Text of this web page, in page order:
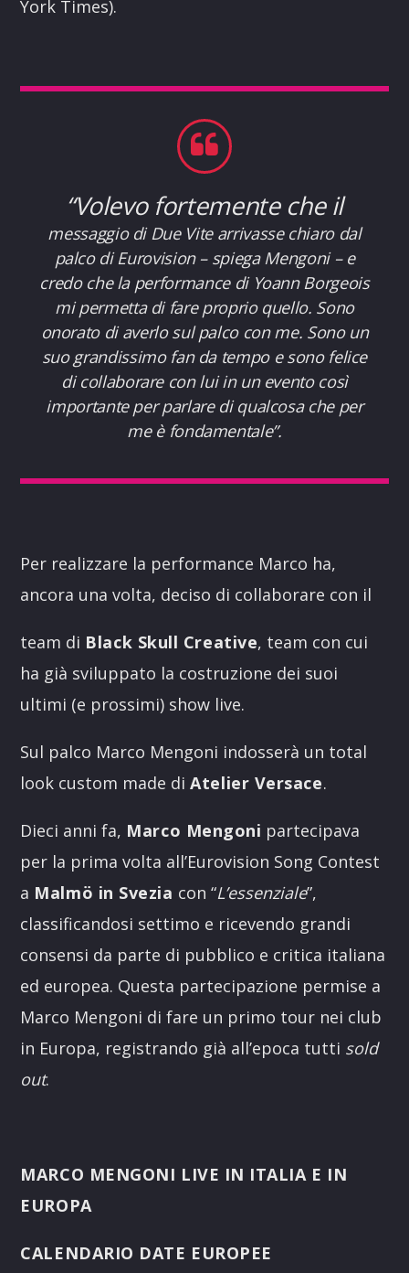
York Times).
“Volevo fortemente che il
messaggio di Due Vite arrivasse chiaro dal
palco di Eurovision – spiega Mengoni – e
credo che la performance di Yoann Borgeois
mi permetta di fare proprio quello. Sono
onorato di averlo sul palco con me. Sono un
suo grandissimo fan da tempo e sono felice
di collaborare con lui in un evento così
importante per parlare di qualcosa che per
me è fondamentale”.
Per realizzare la performance Marco ha,
ancora una volta, deciso di collaborare con il
team di Black Skull Creative, team con cui
ha già sviluppato la costruzione dei suoi
ultimi (e prossimi) show live.
Sul palco Marco Mengoni indosserà un total
look custom made diAtelier Versace.
Dieci anni fa, Marco Mengoni partecipava
per la prima volta all’Eurovision Song Contest
a Malmö in Svezia con “L’essenziale”,
classificandosi settimo e ricevendo grandi
consensi da parte di pubblico e critica italiana
ed europea. Questa partecipazione permise a
Marco Mengoni di fare un primo tour nei club
in Europa, registrando già all’epoca tutti sold
out.
MARCO MENGONI LIVE IN ITALIA E IN
EUROPA
CALENDARIO DATE EUROPEE